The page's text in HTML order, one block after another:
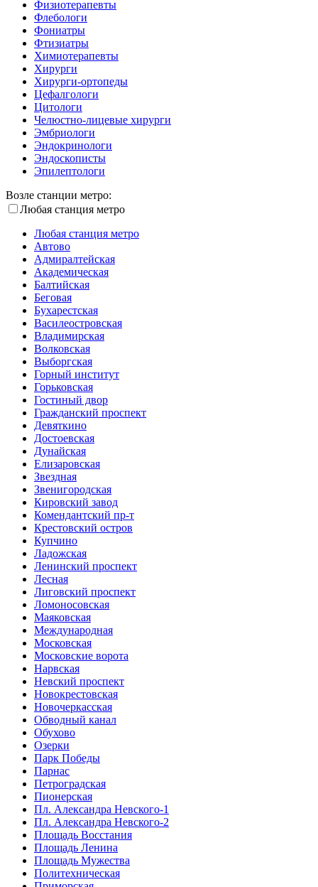
Физиотерапевты
Флебологи
Фониатры
Фтизиатры
Химиотерапевты
Хирурги
Хирурги-ортопеды
Цефалгологи
Цитологи
Челюстно-лицевые хирурги
Эмбриологи
Эндокринологи
Эндоскописты
Эпилептологи
Возле станции метро:
Любая станция метро
Любая станция метро
Автово
Адмиралтейская
Академическая
Балтийская
Беговая
Бухарестская
Василеостровская
Владимирская
Волковская
Выборгская
Горный институт
Горьковская
Гостиный двор
Гражданский проспект
Девяткино
Достоевская
Дунайская
Елизаровская
Звездная
Звенигородская
Кировский завод
Комендантский пр-т
Крестовский остров
Купчино
Ладожская
Ленинский проспект
Лесная
Лиговский проспект
Ломоносовская
Маяковская
Международная
Московская
Московские ворота
Нарвская
Невский проспект
Новокрестовская
Новочеркасская
Обводный канал
Обухово
Озерки
Парк Победы
Парнас
Петроградская
Пионерская
Пл. Александра Невского-1
Пл. Александра Невского-2
Площадь Восстания
Площадь Ленина
Площадь Мужества
Политехническая